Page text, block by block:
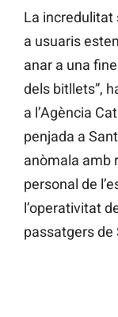
La incredulitat
a usuaris
anar a una
dels bitllets”,
a l’Agència
penjada a
anòmala amb
personal de
l’operativitat
passatgers de